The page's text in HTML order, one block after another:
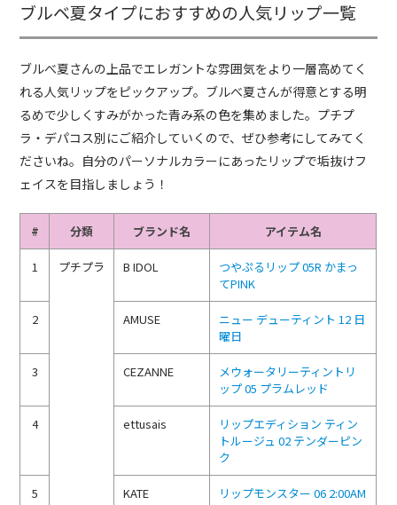
ブルベ夏タイプにおすすめの人気リップ一覧
ブルべ夏さんの上品でエレガントな雰囲気をより一層高めてく
れる人気リップをピックアップ。ブルべ夏さんが得意とする明
るめで少しくすみがかった青み系の色を集めました。プチプ
ラ・デパコス別にご紹介していくので、ぜひ参考にしてみてく
ださいね。自分のパーソナルカラーにあったリップで垢抜けフ
ェイスを目指しましょう！
# 分類 ブランド名 アイテム名
1 プチプラ B IDOL
つやぷるリップ 05R かまっ
てPINK
2 AMUSE
ニュー デューティント 12 日
曜日
3 CEZANNE
メウォータリーティントリ
ップ 05 プラムレッド
4 ettusais
リップエディション ティン
トルージュ 02 テンダーピン
ク
5 KATE リップモンスター 06 2:00AM